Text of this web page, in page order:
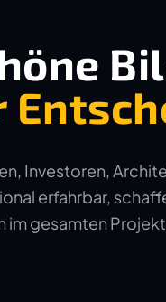
Investoren,
erfahrbar,
im gesamten